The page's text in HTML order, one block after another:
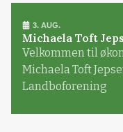
3. AUG.
Michaela Toft
Velkommen til
Michaela Toft
Landboforening